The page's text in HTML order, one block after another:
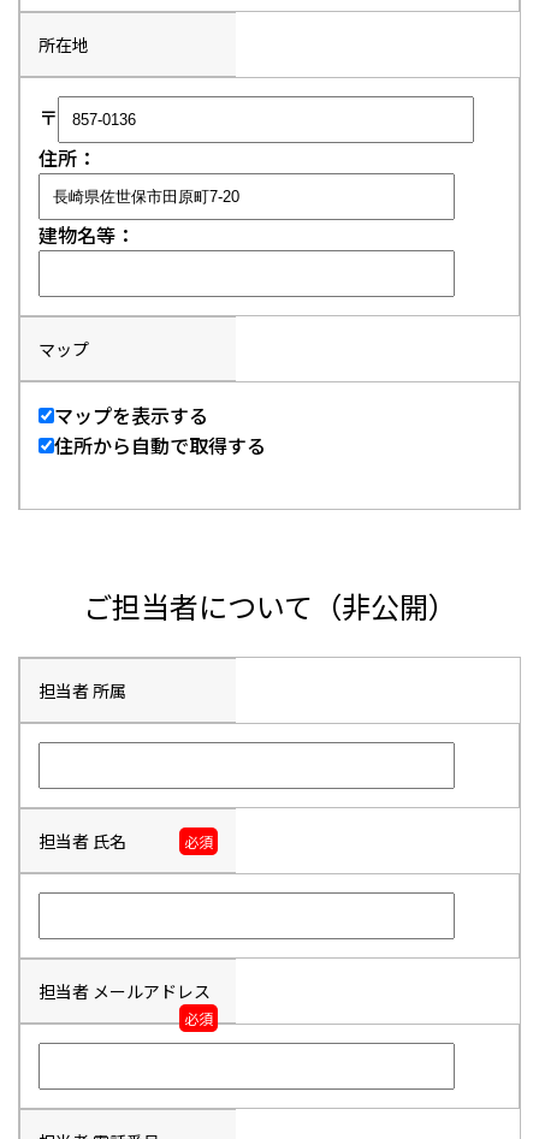
所在地
〒
住所：
建物名等：
マップ
マップを表示する
住所から自動で取得する
ご担当者について（非公開）
担当者 所属
担当者 氏名 必須
担当者 メールアドレス
必須